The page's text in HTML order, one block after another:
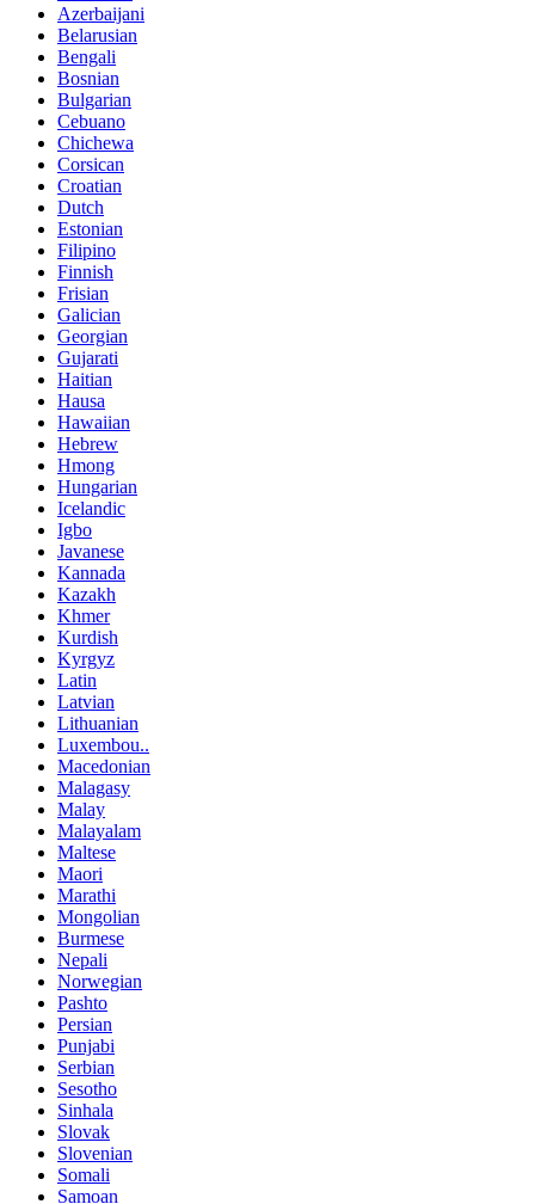
Azerbaijani
Belarusian
Bengali
Bosnian
Bulgarian
Cebuano
Chichewa
Corsican
Croatian
Dutch
Estonian
Filipino
Finnish
Frisian
Galician
Georgian
Gujarati
Haitian
Hausa
Hawaiian
Hebrew
Hmong
Hungarian
Icelandic
Igbo
Javanese
Kannada
Kazakh
Khmer
Kurdish
Kyrgyz
Latin
Latvian
Lithuanian
Luxembou..
Macedonian
Malagasy
Malay
Malayalam
Maltese
Maori
Marathi
Mongolian
Burmese
Nepali
Norwegian
Pashto
Persian
Punjabi
Serbian
Sesotho
Sinhala
Slovak
Slovenian
Somali
Samoan